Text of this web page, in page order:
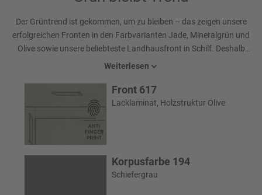
Der Grüntrend ist gekommen, um zu bleiben – das zeigen unsere
erfolgreichen Fronten in den Farbvarianten Jade, Mineralgrün und
Olive sowie unsere beliebteste Landhausfront in Schilf. Deshalb
haben wir Olive als echte Alternative für das moderne Landhaus in
vermittelt eine authentische Echtholzanmutung und bringt Wärme
in zeitgemäße Planungen.
Weiterlesen
Front 617
Lacklaminat, Holzstruktur Olive
Korpusfarbe 194
Schiefergrau